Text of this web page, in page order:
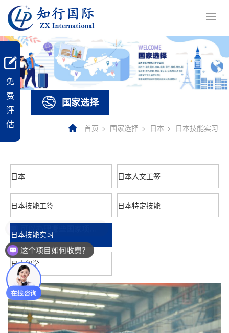
国家选择
首页 国家选择 日本 日本技能实习
日本 日本人文工签
日本技能工签 日本特定技能
日本技能实习
日本留学
免
费
评
估
这个项目如何收费？